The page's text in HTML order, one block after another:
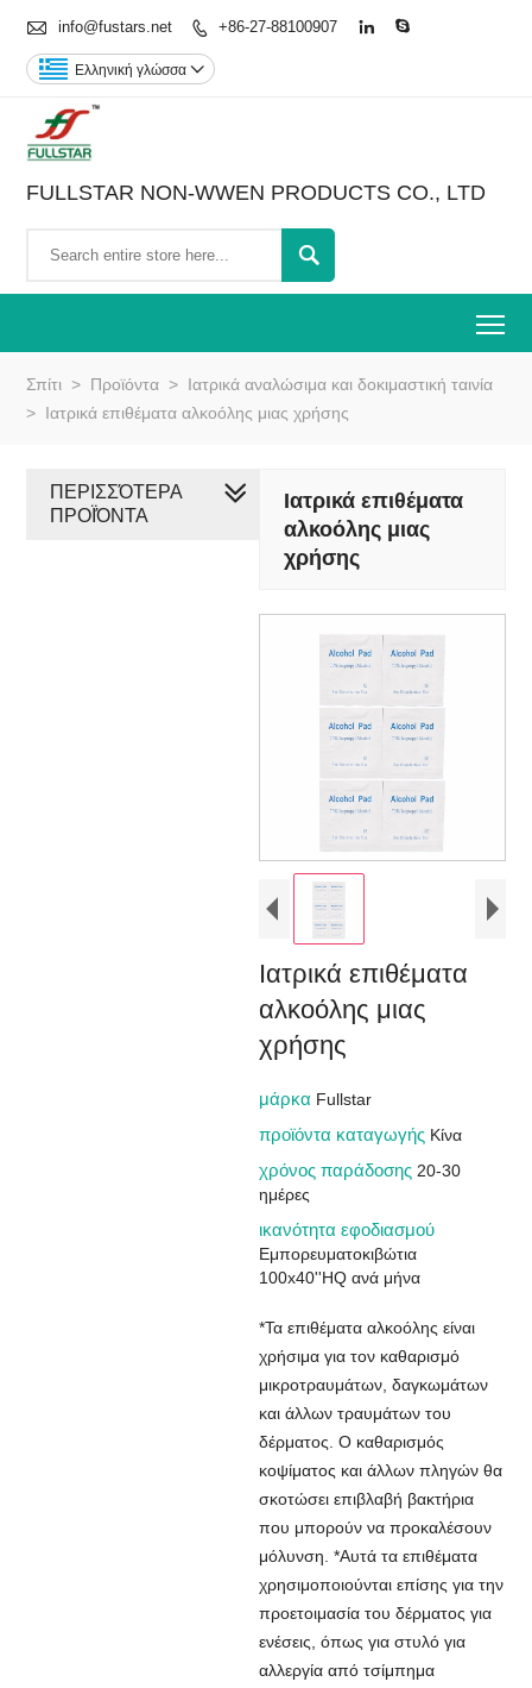
 info@fustars.net  +86-27-88100907  
Ελληνική γλώσσα 
FULLSTAR NON-WWEN PRODUCTS CO., LTD

Σπίτι > Προϊόντα > Ιατρικά αναλώσιμα και δοκιμαστική ταινία
> Ιατρικά επιθέματα αλκοόλης μιας χρήσης
Ιατρικά επιθέματα
αλκοόλης μιας
χρήσης
Ιατρικά επιθέματα
αλκοόλης μιας
χρήσης
μάρκα Fullstar
προϊόντα καταγωγής Κίνα
χρόνος παράδοσης 20-30
ημέρες
ικανότητα εφοδιασμού
Εμπορευματοκιβώτια
100x40''HQ ανά μήνα
*Τα επιθέματα αλκοόλης είναι
χρήσιμα για τον καθαρισμό
μικροτραυμάτων, δαγκωμάτων
και άλλων τραυμάτων του
δέρματος. Ο καθαρισμός
κοψίματος και άλλων πληγών θα
σκοτώσει επιβλαβή βακτήρια
που μπορούν να προκαλέσουν
μόλυνση. *Αυτά τα επιθέματα
χρησιμοποιούνται επίσης για την
προετοιμασία του δέρματος για
ενέσεις, όπως για στυλό για
αλλεργία από τσίμπημα
ΠΕΡΙΣΣΌΤΕΡΑ
ΠΡΟΪΌΝΤΑ